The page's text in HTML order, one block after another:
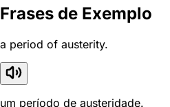
Frases de Exemplo
a period of austerity.
um período de austeridade.